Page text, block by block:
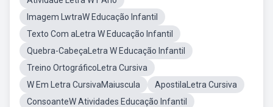
Imagem LwtraW Educação Infantil
Texto Com aLetra W Educação Infantil
Quebra-CabeçaLetra W Educação Infantil
Treino OrtográficoLetra Cursiva
W Em Letra CursivaMaiuscula
ApostilaLetra Cursiva
ConsoanteW Atividades Educação Infantil